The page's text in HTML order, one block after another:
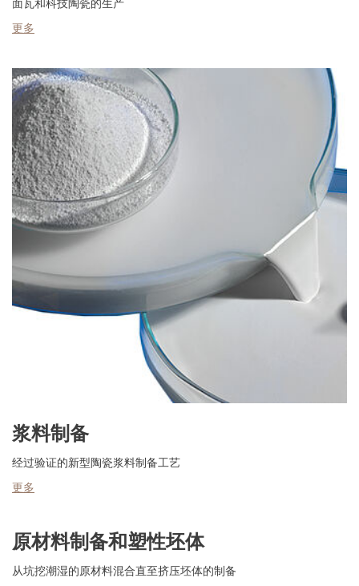
更多
浆料制备
经过验证的新型陶瓷浆料制备工艺
更多
原材料制备和塑性坯体
从坑挖潮湿的原材料混合直至挤压坯体的制备